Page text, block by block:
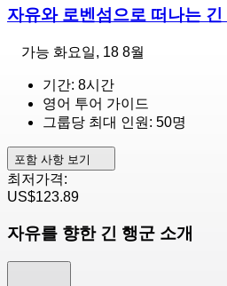
자유와 로벤섬으로 떠나는
가능 화요일, 18 8월
기간: 8시간
영어 투어 가이드
그룹당 최대 인원: 50명
포함 사항 보기
최저가격:
US$123.89
자유를 향한 긴 행군 소개